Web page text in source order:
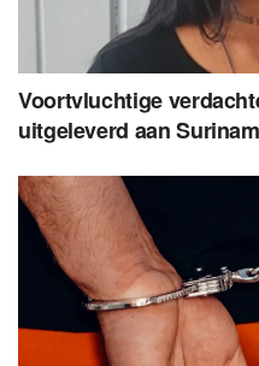
Voortvluchtige
uitgeleverd aan